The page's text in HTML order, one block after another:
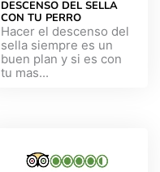
DESCENSO DEL SELLA
CON TU PERRO
Hacer el descenso del
sella siempre es un
buen plan y si es con
tu mas...